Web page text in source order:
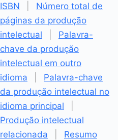
ISBN
Número total de
páginas da produção
intelectual
Palavra-
chave da produção
intelectual em outro
idioma
Palavra-chave
da produção intelectual no
idioma principal
Produção intelectual
relacionada
Resumo